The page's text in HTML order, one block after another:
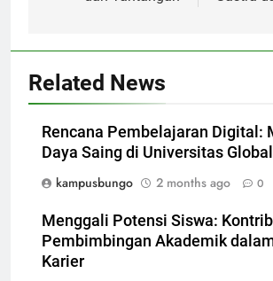
Related News
Rencana Pembelajaran Digital:
Daya Saing di Universitas Global
kampusbungo
2 months ago 0
Menggali Potensi Siswa:
Pembimbingan Akademik
Karier